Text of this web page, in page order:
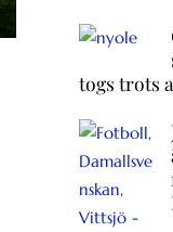
togs trots